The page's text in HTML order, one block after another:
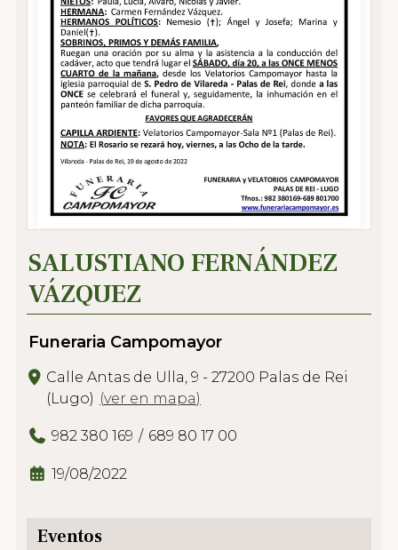
SALUSTIANO FERNÁNDEZ
VÁZQUEZ
Funeraria Campomayor
Calle Antas de Ulla, 9 - 27200 Palas de Rei
(Lugo) (ver en mapa)
982 380 169 689 80 17 00
19/08/2022
Eventos